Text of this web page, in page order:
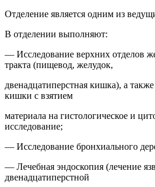
Отделение является одним из
В отделении выполняют:
— Исследование верхних отделов
тракта (пищевод, желудок,
двенадцатиперстная кишка), а
кишки с взятием
материала на гистологическое и
исследование;
— Исследование бронхиального
— Лечебная эндоскопия (лечение
двенадцатиперстной